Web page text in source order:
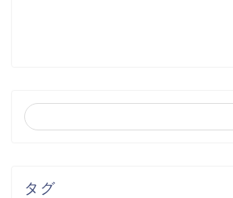
タグ